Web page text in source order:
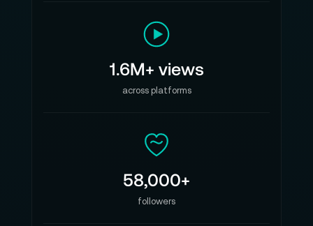
1.6M+ views
across platforms
58,000+
followers